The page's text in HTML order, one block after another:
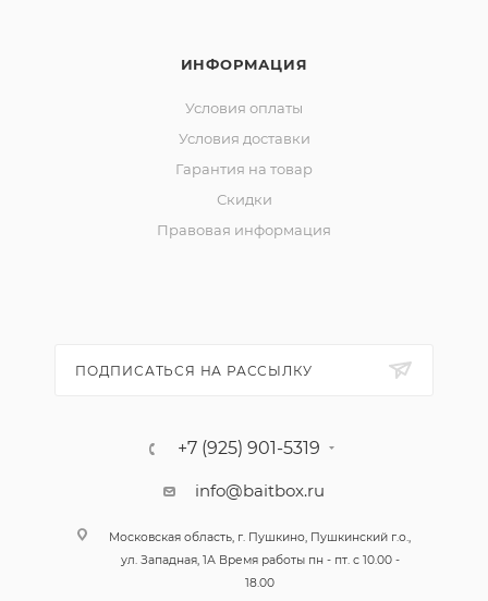
ИНФОРМАЦИЯ
Условия оплаты
Условия доставки
Гарантия на товар
Скидки
Правовая информация
ПОДПИСАТЬСЯ НА РАССЫЛКУ
+7 (925) 901-5319
info@baitbox.ru
Московская область, г. Пушкино, Пушкинский г.о.,
ул. Западная, 1А Время работы пн - пт. с 10.00 -
18.00